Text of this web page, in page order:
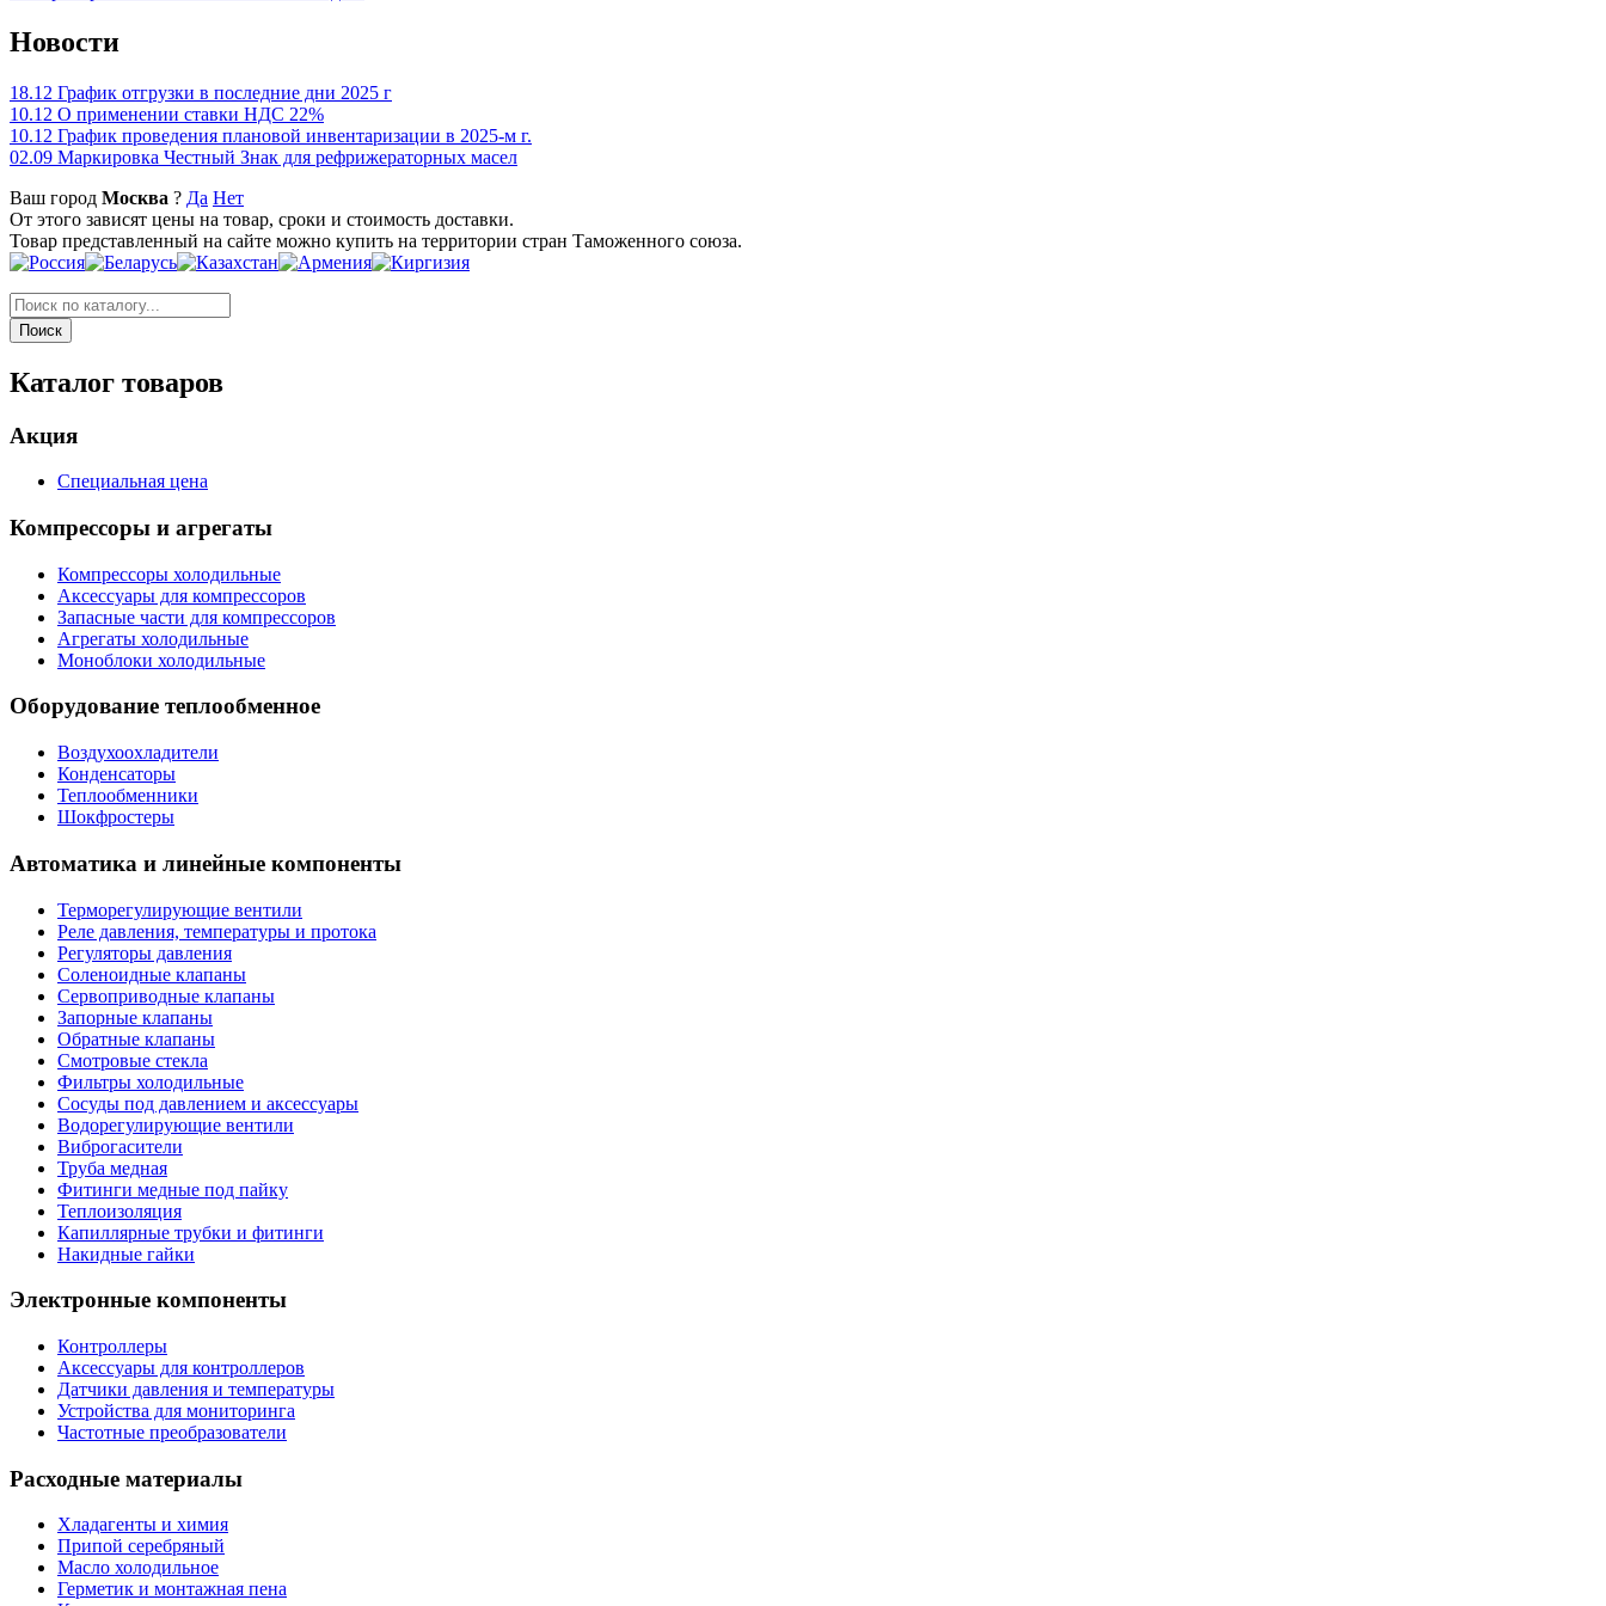
Новости
18.12 График отгрузки в последние дни 2025 г
10.12 О применении ставки НДС 22%
10.12 График проведения плановой инвентаризации в 2025-м г.
02.09 Маркировка Честный Знак для рефрижераторных масел
Ваш город Москва ? Да Нет
От этого зависят цены на товар, сроки и стоимость доставки.
Товар представленный на сайте можно купить на территории стран Таможенного союза.
Каталог товаров
Акция
Специальная цена
Компрессоры и агрегаты
Компрессоры холодильные
Аксессуары для компрессоров
Запасные части для компрессоров
Агрегаты холодильные
Моноблоки холодильные
Оборудование теплообменное
Воздухоохладители
Конденсаторы
Теплообменники
Шокфростеры
Автоматика и линейные компоненты
Терморегулирующие вентили
Реле давления, температуры и протока
Регуляторы давления
Соленоидные клапаны
Сервоприводные клапаны
Запорные клапаны
Обратные клапаны
Смотровые стекла
Фильтры холодильные
Сосуды под давлением и аксессуары
Водорегулирующие вентили
Виброгасители
Труба медная
Фитинги медные под пайку
Теплоизоляция
Капиллярные трубки и фитинги
Накидные гайки
Электронные компоненты
Контроллеры
Аксессуары для контроллеров
Датчики давления и температуры
Устройства для мониторинга
Частотные преобразователи
Расходные материалы
Хладагенты и химия
Припой серебряный
Масло холодильное
Герметик и монтажная пена